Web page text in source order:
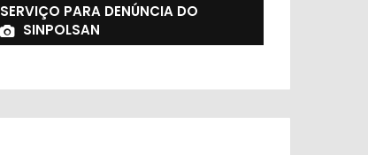
SERVIÇO PARA DENÚNCIA DO
SINPOLSAN